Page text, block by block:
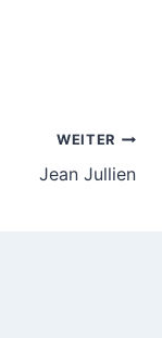
WEITER
Jean Jullien